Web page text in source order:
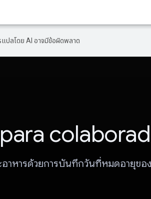
แปลโดย AI อาจมีข้อผิดพลาด
อาหารด้วยการบันทึกวันที่หมดอายุข